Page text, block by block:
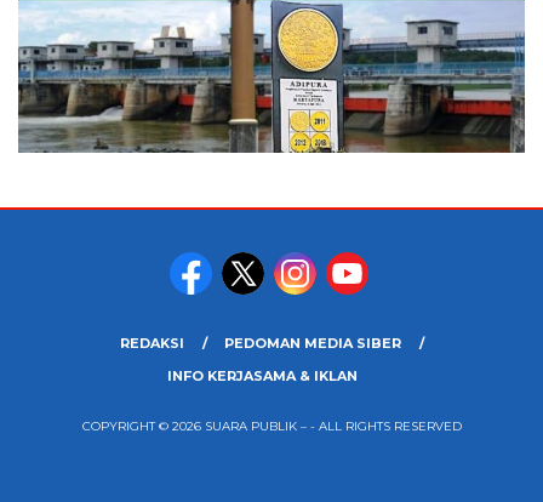
REDAKSI
PEDOMAN MEDIA SIBER
INFO KERJASAMA & IKLAN
COPYRIGHT © 2026 SUARA PUBLIK – - ALL RIGHTS RESERVED